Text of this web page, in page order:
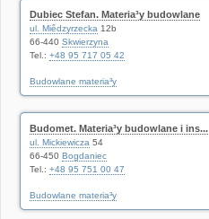
Dubiec Stefan. Materia³y budowlane
ul. Miêdzyrzecka 12b
66-440 Skwierzyna
Tel.: +48 95 717 05 42
Budowlane materia³y
Budomet. Materia³y budowlane i ins...
ul. Mickiewicza 54
66-450 Bogdaniec
Tel.: +48 95 751 00 47
Budowlane materia³y